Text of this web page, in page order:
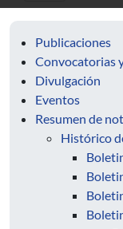
Publicaciones
Convocatorias
Divulgación
Eventos
Resumen de
Histórico